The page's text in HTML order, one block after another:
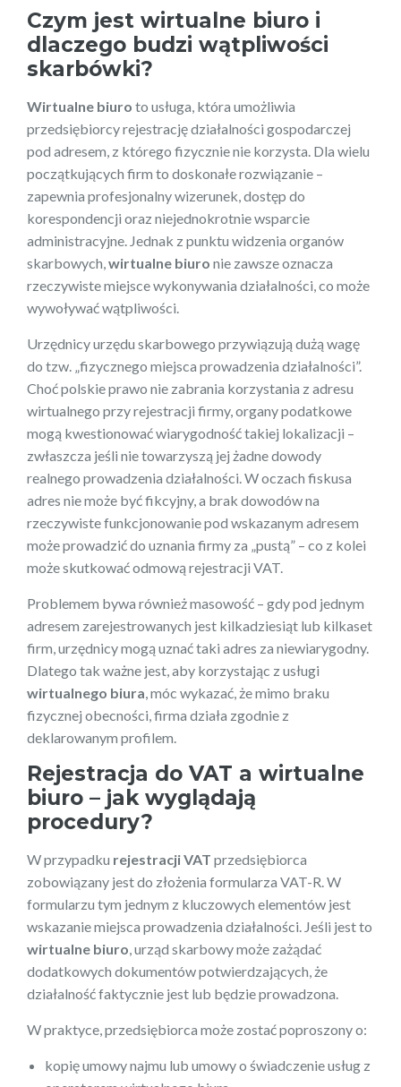
Czym jest wirtualne biuro i
dlaczego budzi wątpliwości
skarbówki?
Wirtualne biuro to usługa, która umożliwia
przedsiębiorcy rejestrację działalności gospodarczej
pod adresem, z którego fizycznie nie korzysta. Dla wielu
początkujących firm to doskonałe rozwiązanie –
zapewnia profesjonalny wizerunek, dostęp do
korespondencji oraz niejednokrotnie wsparcie
administracyjne. Jednak z punktu widzenia organów
skarbowych, wirtualne biuro nie zawsze oznacza
rzeczywiste miejsce wykonywania działalności, co może
wywoływać wątpliwości.
Urzędnicy urzędu skarbowego przywiązują dużą wagę
do tzw. „fizycznego miejsca prowadzenia działalności”.
Choć polskie prawo nie zabrania korzystania z adresu
wirtualnego przy rejestracji firmy, organy podatkowe
mogą kwestionować wiarygodność takiej lokalizacji –
zwłaszcza jeśli nie towarzyszą jej żadne dowody
realnego prowadzenia działalności. W oczach fiskusa
adres nie może być fikcyjny, a brak dowodów na
rzeczywiste funkcjonowanie pod wskazanym adresem
może prowadzić do uznania firmy za „pustą” – co z kolei
może skutkować odmową rejestracji VAT.
Problemem bywa również masowość – gdy pod jednym
adresem zarejestrowanych jest kilkadziesiąt lub kilkaset
firm, urzędnicy mogą uznać taki adres za niewiarygodny.
Dlatego tak ważne jest, aby korzystając z usługi
wirtualnego biura , móc wykazać, że mimo braku
fizycznej obecności, firma działa zgodnie z
deklarowanym profilem.
Rejestracja do VAT a wirtualne
biuro – jak wyglądają
procedury?
W przypadku rejestracji VAT przedsiębiorca
zobowiązany jest do złożenia formularza VAT-R. W
formularzu tym jednym z kluczowych elementów jest
wskazanie miejsca prowadzenia działalności. Jeśli jest to
wirtualne biuro , urząd skarbowy może zażądać
dodatkowych dokumentów potwierdzających, że
działalność faktycznie jest lub będzie prowadzona.
W praktyce, przedsiębiorca może zostać poproszony o:
kopię umowy najmu lub umowy o świadczenie usług z